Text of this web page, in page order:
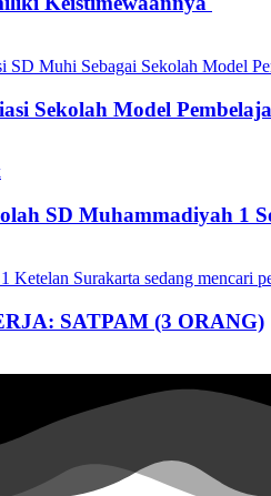
Sekolah Model
SD Muhammadiyah 1
SATPAM (3 ORANG)